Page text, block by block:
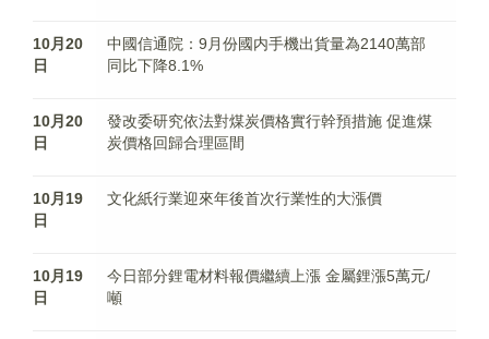
10月20
日
中國信通院：9月份國内手機出貨量為2140萬部
同比下降8.1%
10月20
日
發改委研究依法對煤炭價格實行幹預措施 促進煤
炭價格回歸合理區間
10月19
日
文化紙行業迎來年後首次行業性的大漲價
10月19
日
今日部分鋰電材料報價繼續上漲 金屬鋰漲5萬元/
噸